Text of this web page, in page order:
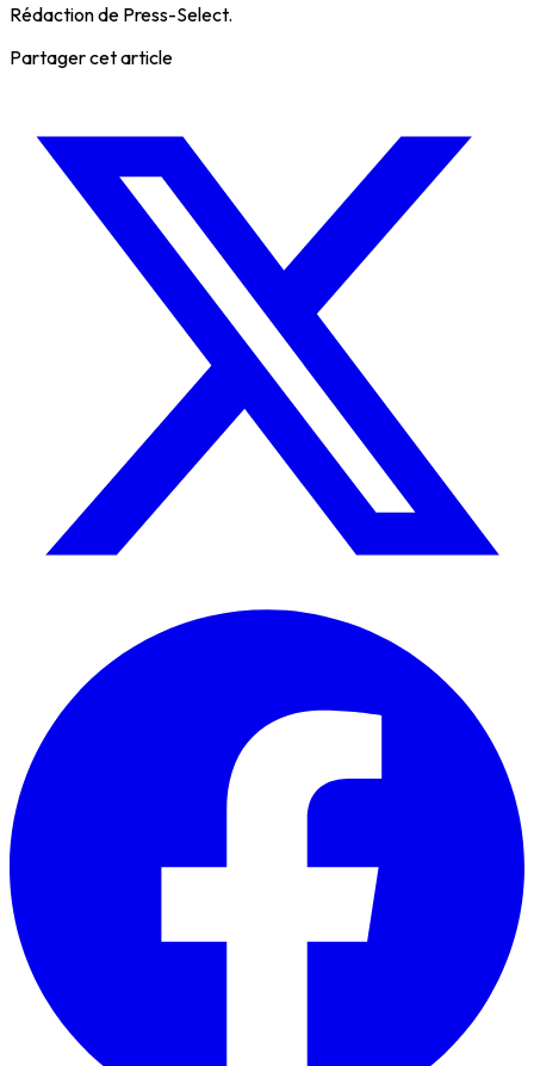
Rédaction de Press-Select.
Partager cet article